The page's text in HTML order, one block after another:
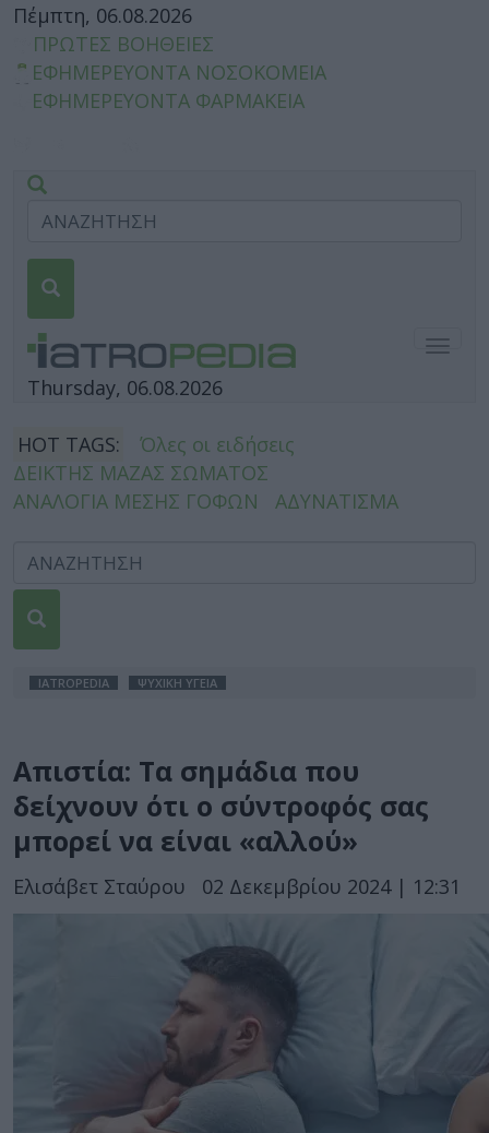
Πέμπτη, 06.08.2026
ΠΡΩΤΕΣ ΒΟΗΘΕΙΕΣ
ΕΦΗΜΕΡΕΥΟΝΤΑ ΝΟΣΟΚΟΜΕΙΑ
ΕΦΗΜΕΡΕΥΟΝΤΑ ΦΑΡΜΑΚΕΙΑ
Thursday, 06.08.2026
HOT TAGS:
Όλες οι ειδήσεις
ΔΕΙΚΤΗΣ ΜΑΖΑΣ ΣΩΜΑΤΟΣ
ΑΝΑΛΟΓΙΑ ΜΕΣΗΣ ΓΟΦΩΝ
ΑΔΥΝΑΤΙΣΜΑ
IATROPEDIA ΨΥΧΙΚΗ ΥΓΕΙΑ
Απιστία: Τα σημάδια που
δείχνουν ότι ο σύντροφός σας
μπορεί να είναι «αλλού»
Ελισάβετ Σταύρου 02 Δεκεμβρίου 2024 | 12:31